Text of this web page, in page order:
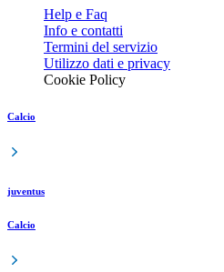
Help e Faq
Info e contatti
Termini del servizio
Utilizzo dati e privacy
Cookie Policy
Calcio
juventus
Calcio